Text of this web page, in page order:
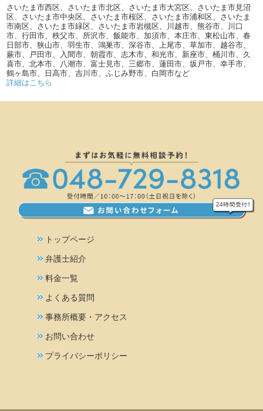
さいたま市西区、さいたま市北区、さいたま市大宮区、さいたま市見沼
区、さいたま市中央区、さいたま市桜区、さいたま市浦和区、さいたま
市南区、さいたま市緑区、さいたま市岩槻区、川越市、熊谷市、川口
市、行田市、秩父市、所沢市、飯能市、加須市、本庄市、東松山市、春
日部市、狭山市、羽生市、鴻巣市、深谷市、上尾市、草加市、越谷市、
蕨市、戸田市、入間市、朝霞市、志木市、和光市、新座市、桶川市、久
喜市、北本市、八潮市、富士見市、三郷市、蓮田市、坂戸市、幸手市、
鶴ヶ島市、日高市、吉川市、ふじみ野市、白岡市など
詳細はこちら
トップページ
弁護士紹介
料金一覧
よくある質問
事務所概要・アクセス
お問い合わせ
プライバシーポリシー